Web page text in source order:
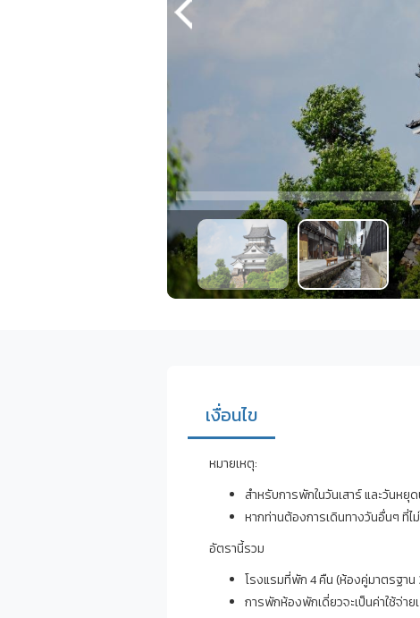
เงื่อนไข
หมายเหตุ:
สำหรับการพักในวันเสาร์ และวันห
หากท่านต้องการเดินทางวันอื่นๆ ที่ไ
อัตรานี้รวม
โรงแรมที่พัก 4 คืน (ห้องคู่มาตรฐาน
การพักห้องพักเดี่ยวจะเป็นค่าใช้จ่า